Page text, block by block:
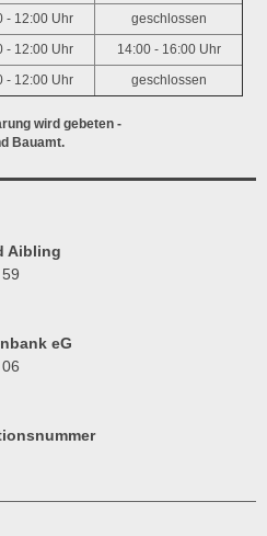
- 12:00 Uhr geschlossen
- 12:00 Uhr 14:00 - 16:00 Uhr
- 12:00 Uhr geschlossen
wird gebeten -
Bauamt.
Aibling
eG